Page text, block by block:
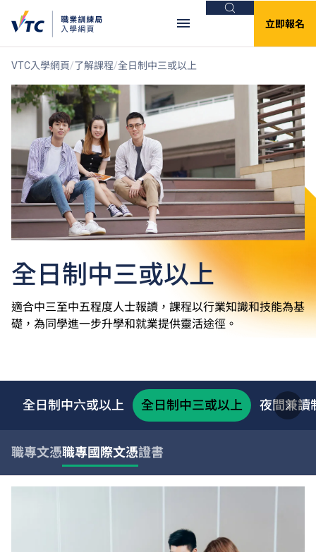
搜尋
立即報名
VTC入學網頁 了解課程 全日制中三或以上
全日制中三或以上
適合中三至中五程度人士報讀，課程以行業知識和技能為基
礎，為同學進一步升學和就業提供靈活途徑。
全日制中六或以上 全日制中三或以上 夜間兼讀
職專文憑職專國際文憑證書